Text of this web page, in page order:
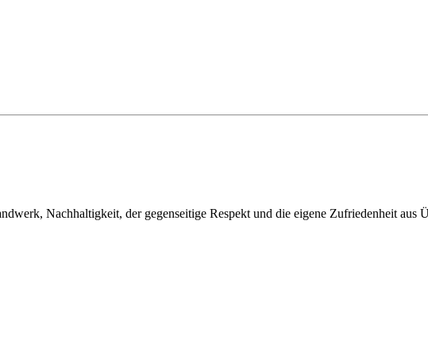
Nachhaltigkeit, der gegenseitige Respekt und die eigene Zufriedenheit aus